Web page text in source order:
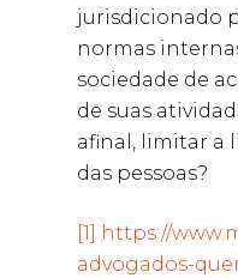
jurisdicionado
normas
sociedade de
de suas
afinal, limitar a
das pessoas?
[1]
https://
advogados-